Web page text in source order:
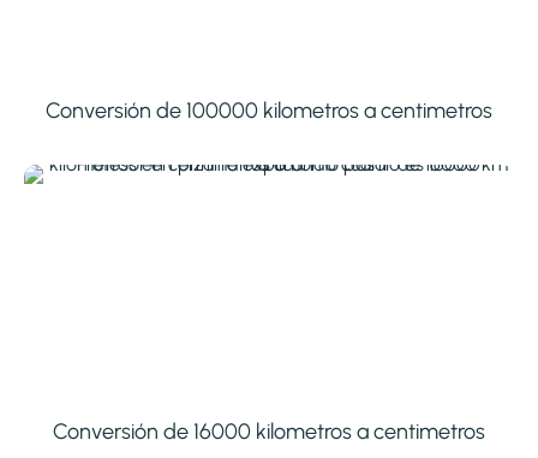
Conversión de 100000 kilometros a centimetros
Conversión de 16000 kilometros a centimetros